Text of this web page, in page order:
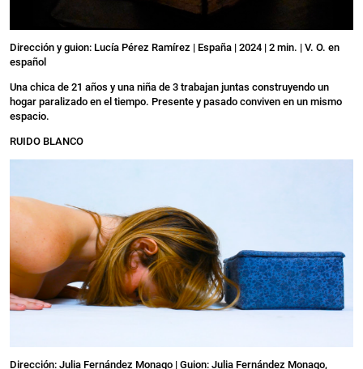
Dirección y guion: Lucía Pérez Ramírez | España | 2024 | 2 min. | V. O. en
español
Una chica de 21 años y una niña de 3 trabajan juntas construyendo un
hogar paralizado en el tiempo. Presente y pasado conviven en un mismo
espacio.
RUIDO BLANCO
Dirección: Julia Fernández Monago | Guion: Julia Fernández Monago,